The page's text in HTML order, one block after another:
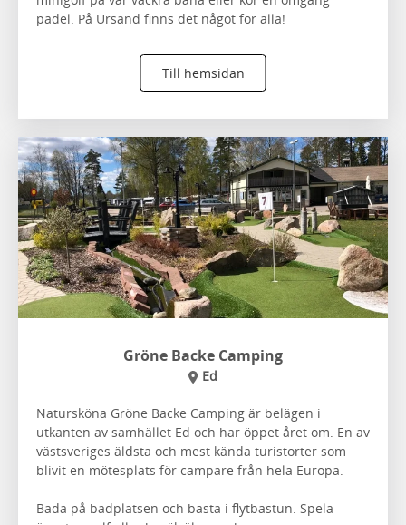
padel. På Ursand finns det något för alla!
Till hemsidan
Gröne Backe Camping
Ed
Natursköna Gröne Backe Camping är belägen i
utkanten av samhället Ed och har öppet året om. En av
västsveriges äldsta och mest kända turistorter som
blivit en mötesplats för campare från hela Europa.
Bada på badplatsen och basta i flytbastun. Spela